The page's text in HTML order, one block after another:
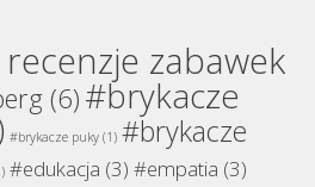
zabawek
(6) #brykacze
#brykacze puky (1) #brykacze
#edukacja (3) #empatia (3)